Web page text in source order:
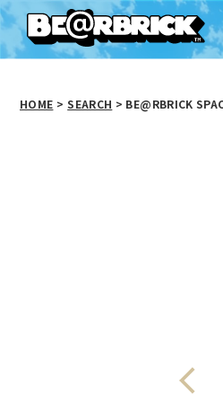
HOME > SEARCH > BE@RBRICK